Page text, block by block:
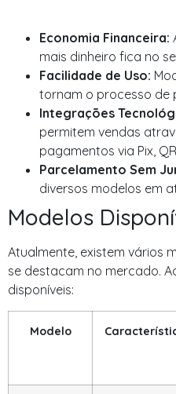
Economia Financeira:
mais dinheiro fica no
Facilidade de Uso:
tornam o processo de
Integrações
permitem vendas
pagamentos via Pix,
Parcelamento Sem
diversos modelos em
Modelos
Atualmente, existem vários
se destacam no mercado.
disponíveis:
Modelo